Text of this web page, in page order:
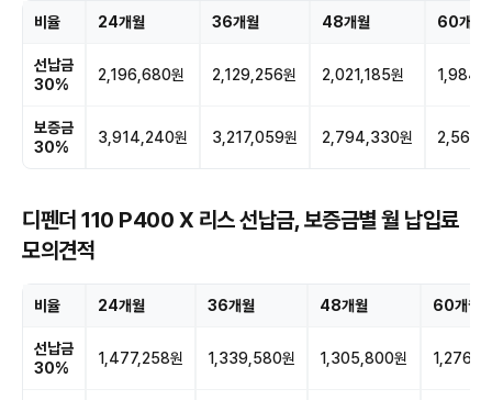
비율 24개월 36개월 48개월 60개월
선납금
30%
2,196,680원 2,129,256원 2,021,185원
보증금
30%
3,914,240원 3,217,059원 2,794,330원
디펜더 110 P400 X 리스 선납금, 보증금별 월 납입료
모의견적
비율 24개월 36개월 48개월 60개월
선납금
30%
1,477,258원 1,339,580원 1,305,800원